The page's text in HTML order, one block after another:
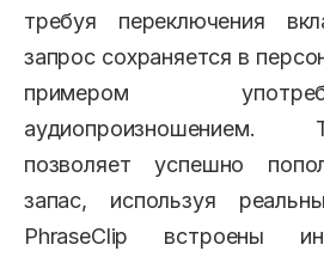
требуя переключения
запрос сохраняется в
примером
позволяет успешно
запас, используя
PhraseClip встроены